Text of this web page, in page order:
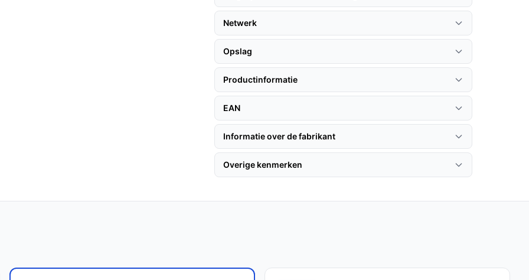
biedt deze bundel een betrouwbare
Kies bewust wat
Netwerk
Opslag
Productinformatie
EAN
Informatie over de fabrikant
Overige kenmerken